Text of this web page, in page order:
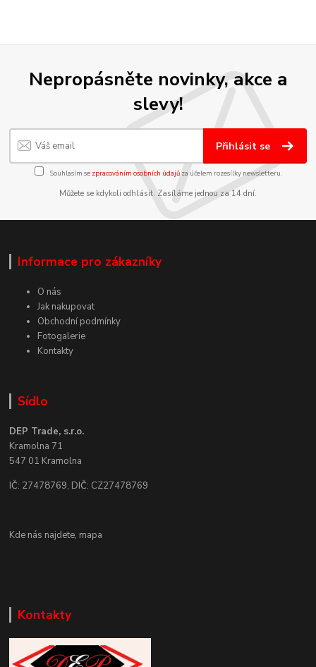
Nepropásněte novinky, akce a
slevy!
Přihlásit se
Souhlasím se zpracováním osobních údajůza účelem rozesílky newsletteru.
Můžete se kdykoli odhlásit. Zasíláme jednou za 14 dní.
Informace pro zákazníky
O nás
Jak nakupovat
Obchodní podmínky
Fotogalerie
Kontakty
Sídlo
DEP Trade, s.r.o.
Kramolna 71
547 01 Kramolna
IČ: 27478769, DIČ: CZ27478769
Kde nás najdete, mapa
Kontakty